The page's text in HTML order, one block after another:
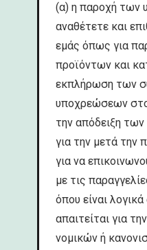
(α) η παροχή των
αναθέτετε και
εμάς όπως για
προϊόντων και
εκπλήρωση των
υποχρεώσεων στο
την απόδειξη
για την μετά την
για να
με τις
όπου είναι
απαιτείται για
νομικών ή